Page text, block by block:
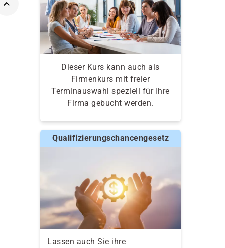
Dieser Kurs kann auch als
Firmenkurs mit freier
Terminauswahl speziell für Ihre
Firma gebucht werden.
Qualifizierungschancengesetz
Lassen auch Sie ihre